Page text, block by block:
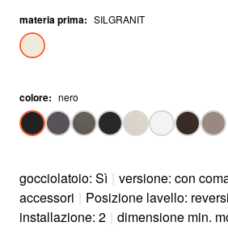
materia prima: SILGRANIT
colore: nero
gocciolatoio: Sì | versione: con
accessori | Posizione lavello:
installazione: 2 | dimensione min.